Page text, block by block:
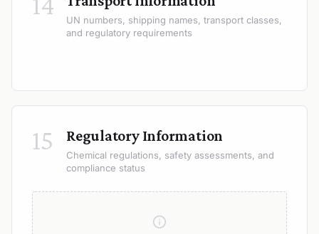
UN numbers, shipping names, transport classes,
and regulatory requirements
15 Regulatory Information
Chemical regulations, safety assessments, and
compliance status